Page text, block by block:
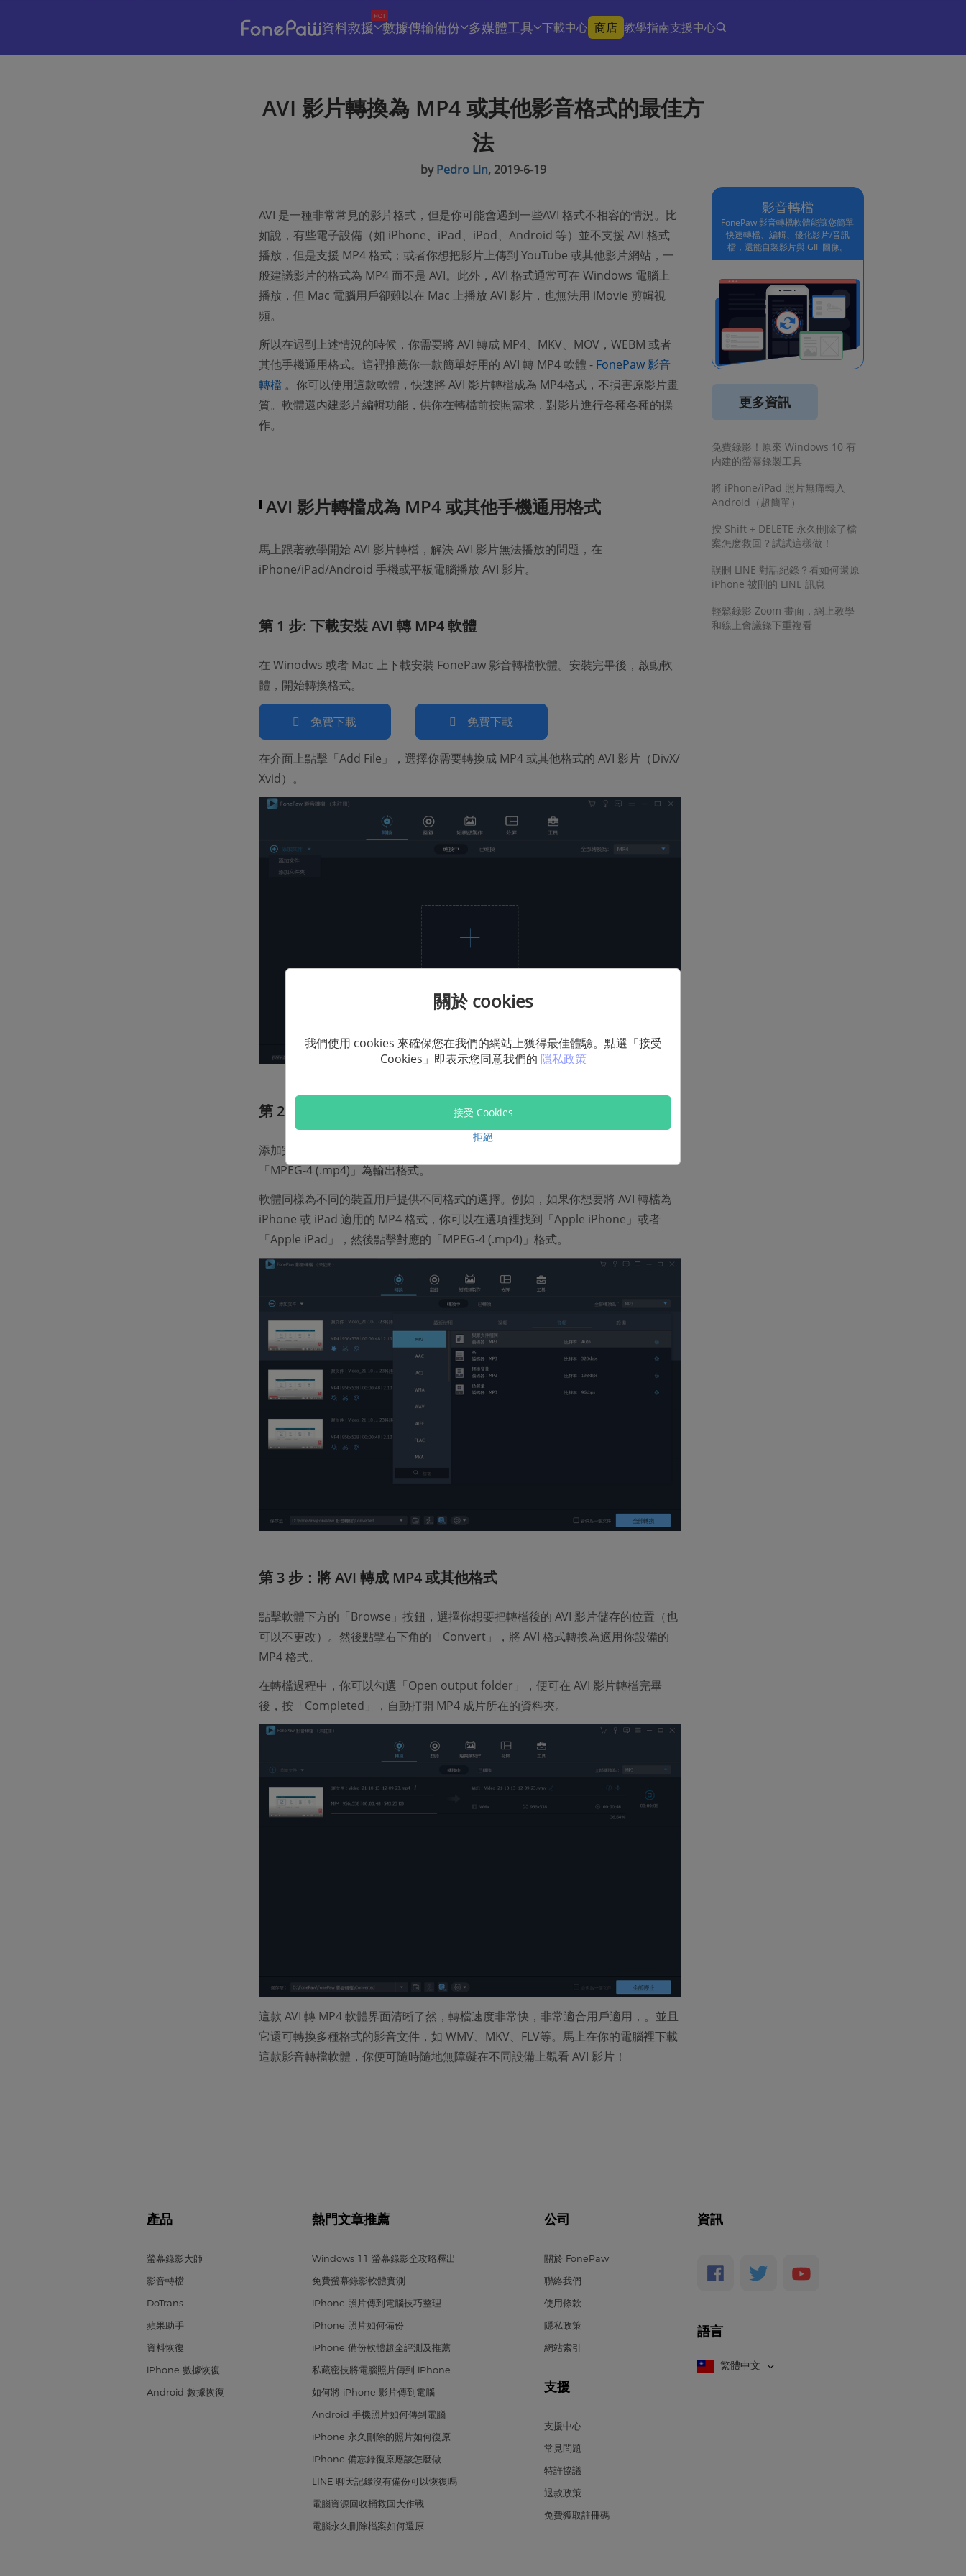
資料救援
HOT
數據傳輸備份 多媒體工具 下載中心 商店 教學指南支援中心
AVI 影片轉換為 MP4 或其他影音格式的最佳方
法
byPedro Lin, 2019-6-19
AVI 是一種非常常見的影片格式，但是你可能會遇到一些AVI 格式不相容的情況。比
如說，有些電子設備（如 iPhone、iPad、iPod、Android 等）並不支援 AVI 格式
播放，但是支援 MP4 格式；或者你想把影片上傳到 YouTube 或其他影片網站，一
般建議影片的格式為 MP4 而不是 AVI。此外，AVI 格式通常可在 Windows 電腦上
播放，但 Mac 電腦用戶卻難以在 Mac 上播放 AVI 影片，也無法用 iMovie 剪輯視
頻。
所以在遇到上述情況的時候，你需要將 AVI 轉成 MP4、MKV、MOV，WEBM 或者
其他手機通用格式。這裡推薦你一款簡單好用的 AVI 轉 MP4 軟體 - FonePaw 影音
轉檔 (opens new window)
。你可以使用這款軟體，快速將 AVI 影片轉檔成為 MP4格式，不損害原影片畫
質。軟體還内建影片編輯功能，供你在轉檔前按照需求，對影片進行各種各種的操
作。
AVI 影片轉檔成為 MP4 或其他手機通用格式
馬上跟著教學開始 AVI 影片轉檔，解決 AVI 影片無法播放的問題，在
iPhone/iPad/Android 手機或平板電腦播放 AVI 影片。
第 1 步: 下載安裝 AVI 轉 MP4 軟體
在 Winodws 或者 Mac 上下載安裝 FonePaw 影音轉檔軟體。安裝完畢後，啟動軟
體，開始轉換格式。
免費下載 免費下載
在介面上點擊「Add File」，選擇你需要轉換成 MP4 或其他格式的 AVI 影片（DivX/
Xvid）。
第 2 步：設定輸出格式為 MP4 或者其他影音格式
添加完畢後，你可點擊介面下方的「Profile」>「All Profile」 裡，從選項中選定
「MPEG-4 (.mp4)」為輸出格式。
軟體同樣為不同的裝置用戶提供不同格式的選擇。例如，如果你想要將 AVI 轉檔為
iPhone 或 iPad 適用的 MP4 格式，你可以在選項裡找到「Apple iPhone」或者
「Apple iPad」，然後點擊對應的「MPEG-4 (.mp4)」格式。
第 3 步：將 AVI 轉成 MP4 或其他格式
點擊軟體下方的「Browse」按鈕，選擇你想要把轉檔後的 AVI 影片儲存的位置（也
可以不更改）。然後點擊右下角的「Convert」，將 AVI 格式轉換為適用你設備的
MP4 格式。
在轉檔過程中，你可以勾選「Open output folder」，便可在 AVI 影片轉檔完畢
後，按「Completed」，自動打開 MP4 成片所在的資料夾。
這款 AVI 轉 MP4 軟體界面清晰了然，轉檔速度非常快，非常適合用戶適用，。並且
它還可轉換多種格式的影音文件，如 WMV、MKV、FLV等。馬上在你的電腦裡下載
這款影音轉檔軟體，你便可隨時隨地無障礙在不同設備上觀看 AVI 影片！
影音轉檔
FonePaw 影音轉檔軟體能讓您簡單
快速轉檔、編輯、優化影片/音訊
檔，還能自製影片與 GIF 圖像。
更多資訊
免費錄影！原來 Windows 10 有
内建的螢幕錄製工具
將 iPhone/iPad 照片無痛轉入
Android（超簡單）
按 Shift + DELETE 永久刪除了檔
案怎麽救回？試試這樣做！
誤刪 LINE 對話紀錄？看如何還原
iPhone 被刪的 LINE 訊息
輕鬆錄影 Zoom 畫面，網上教學
和線上會議錄下重複看
產品
螢幕錄影大師
影音轉檔
DoTrans
蘋果助手
資料恢復
iPhone 數據恢復
Android 數據恢復
熱門文章推薦
Windows 11 螢幕錄影全攻略釋出
免費螢幕錄影軟體實測
iPhone 照片傳到電腦技巧整理
iPhone 照片如何備份
iPhone 備份軟體超全評測及推薦
私藏密技將電腦照片傳到 iPhone
如何將 iPhone 影片傳到電腦
Android 手機照片如何傳到電腦
iPhone 永久刪除的照片如何復原
iPhone 備忘錄復原應該怎麼做
LINE 聊天記錄沒有備份可以恢復嗎
電腦資源回收桶救回大作戰
電腦永久刪除檔案如何還原
公司
關於 FonePaw
聯絡我們
使用條款
隱私政策
網站索引
支援
支援中心
常見問題
特許協議
退款政策
免費獲取註冊碼
資訊
語言
繁體中文
關於 cookies
我們使用 cookies 來確保您在我們的網站上獲得最佳體驗。點選「接受
Cookies」即表示您同意我們的 隱私政策
接受 Cookies
拒絕